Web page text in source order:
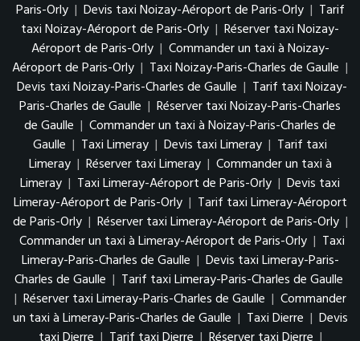
Paris-Orly | Devis taxi Noizay-Aéroport de Paris-Orly | Tarif
taxi Noizay-Aéroport de Paris-Orly | Réserver taxi Noizay-
Aéroport de Paris-Orly | Commander un taxi à Noizay-
Aéroport de Paris-Orly | Taxi Noizay-Paris-Charles de Gaulle |
Devis taxi Noizay-Paris-Charles de Gaulle | Tarif taxi Noizay-
Paris-Charles de Gaulle | Réserver taxi Noizay-Paris-Charles
de Gaulle | Commander un taxi à Noizay-Paris-Charles de
Gaulle | Taxi Limeray | Devis taxi Limeray | Tarif taxi
Limeray | Réserver taxi Limeray | Commander un taxi à
Limeray | Taxi Limeray-Aéroport de Paris-Orly | Devis taxi
Limeray-Aéroport de Paris-Orly | Tarif taxi Limeray-Aéroport
de Paris-Orly | Réserver taxi Limeray-Aéroport de Paris-Orly |
Commander un taxi à Limeray-Aéroport de Paris-Orly | Taxi
Limeray-Paris-Charles de Gaulle | Devis taxi Limeray-Paris-
Charles de Gaulle | Tarif taxi Limeray-Paris-Charles de Gaulle
| Réserver taxi Limeray-Paris-Charles de Gaulle | Commander
un taxi à Limeray-Paris-Charles de Gaulle | Taxi Dierre | Devis